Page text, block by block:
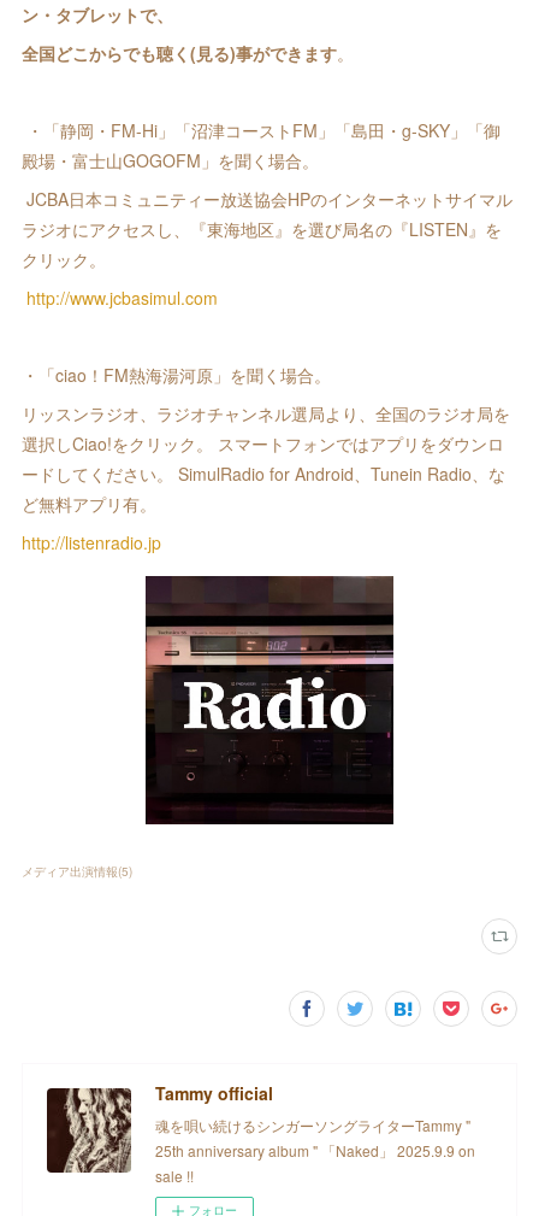
ン・タブレットで、
全国どこからでも聴く(見る)事ができます。
・「静岡・FM-Hi」「沼津コーストFM」「島田・g-SKY」「御
殿場・富士山GOGOFM」を聞く場合。
JCBA日本コミュニティー放送協会HPのインターネットサイマル
ラジオにアクセスし、『東海地区』を選び局名の『LISTEN』を
クリック。
http://www.jcbasimul.com
・「ciao！FM熱海湯河原」を聞く場合。
リッスンラジオ、ラジオチャンネル選局より、全国のラジオ局を
選択しCiao!をクリック。 スマートフォンではアプリをダウンロ
ードしてください。 SimulRadio for Android、Tunein Radio、な
ど無料アプリ有。 ‪
http://listenradio.jp
メディア出演情報(5)
Tammy official
魂を唄い続けるシンガーソングライターTammy "
25th anniversary album " 「Naked」 2025.9.9 on
sale !!
フォロー